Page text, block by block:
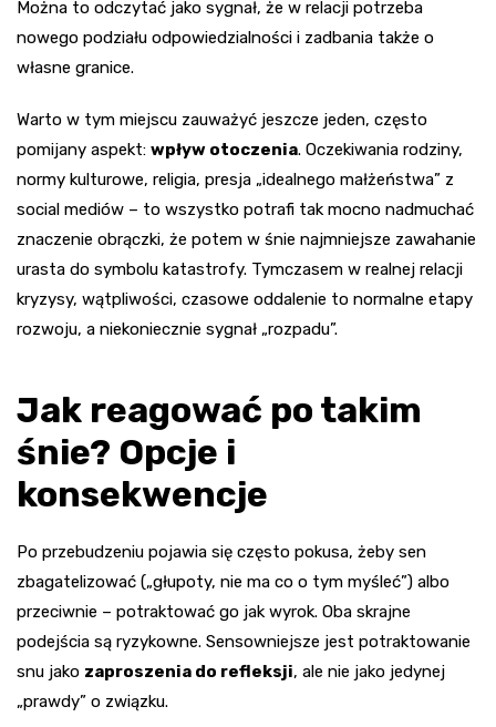
Można to odczytać jako sygnał, że w relacji potrzeba
nowego podziału odpowiedzialności i zadbania także o
własne granice.
Warto w tym miejscu zauważyć jeszcze jeden, często
pomijany aspekt: wpływ otoczenia. Oczekiwania rodziny,
normy kulturowe, religia, presja „idealnego małżeństwa” z
social mediów – to wszystko potrafi tak mocno nadmuchać
znaczenie obrączki, że potem w śnie najmniejsze zawahanie
urasta do symbolu katastrofy. Tymczasem w realnej relacji
kryzysy, wątpliwości, czasowe oddalenie to normalne etapy
rozwoju, a niekoniecznie sygnał „rozpadu”.
Jak reagować po takim
śnie? Opcje i
konsekwencje
Po przebudzeniu pojawia się często pokusa, żeby sen
zbagatelizować („głupoty, nie ma co o tym myśleć”) albo
przeciwnie – potraktować go jak wyrok. Oba skrajne
podejścia są ryzykowne. Sensowniejsze jest potraktowanie
snu jako zaproszenia do refleksji, ale nie jako jedynej
„prawdy” o związku.